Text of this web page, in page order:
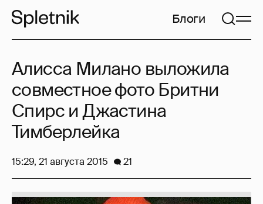
Блоги
Алисса Милано выложила
совместное фото Бритни
Спирс и Джастина
Тимберлейка
15:29, 21 августа 2015 21